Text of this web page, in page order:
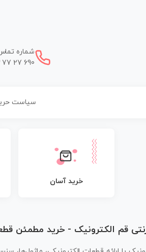
شماره
27 690
سیاست
خرید آسان
قم الکترونیک - خرید مطمئن